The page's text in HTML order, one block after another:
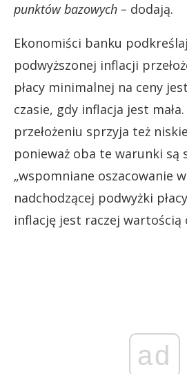
punktów bazowych – dodają.
Ekonomiści banku
podwyższonej inflacji
płacy minimalnej na ceny
czasie, gdy inflacja jest
przełożeniu sprzyja też
ponieważ oba te warunki są
„wspomniane oszacowanie
nadchodzącej podwyżki
inflację jest raczej wartością
ad